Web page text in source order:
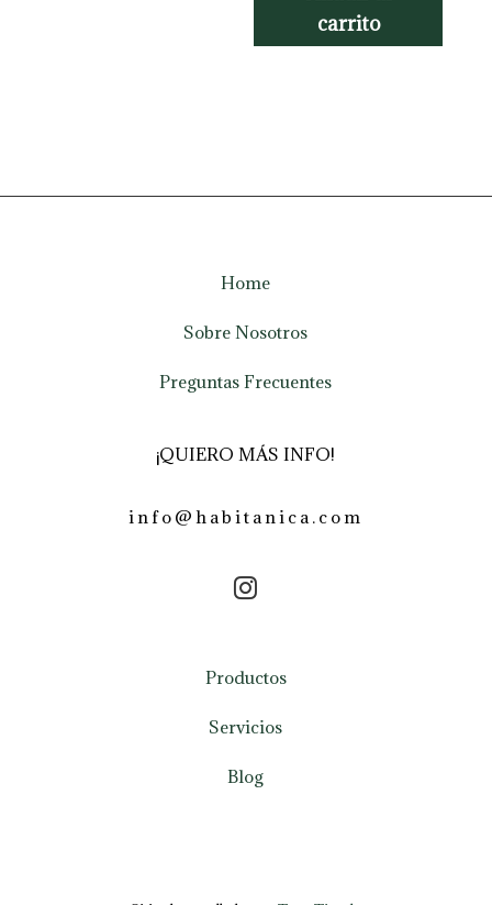
carrito
Home
Sobre Nosotros
Preguntas Frecuentes
¡QUIERO MÁS INFO!
info@habitanica.com
Productos
Servicios
Blog